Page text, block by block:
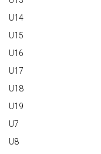
U14
U15
U16
U17
U18
U19
U7
U8